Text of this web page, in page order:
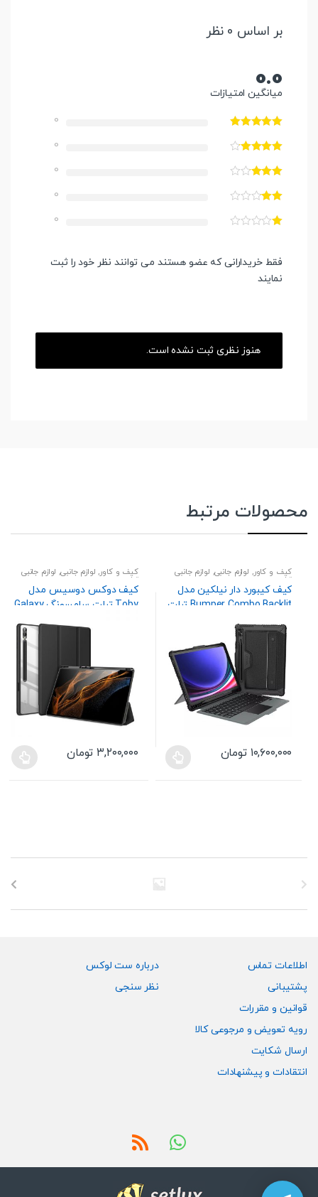
بر اساس 0 نظر
0.0
میانگین امتیازات
0
0
0
0
0
فقط خریدارانی که عضو هستند می توانند نظر خود را ثبت
نمایند
هنوز نظری ثبت نشده است.
محصولات مرتبط
کیف و کاور, لوازم جانبی, لوازم جانبی
تبلت
کیف دوکس دوسیس مدل
Toby تبلت سامسونگ Galaxy
۳,۲۰۰,۰۰۰ تومان
باشد.
ممکن
صفحه
انتخاب
کیف و کاور, لوازم جانبی, لوازم جانبی
تبلت
کیف کیبورد دار نیلکین مدل
Bumper Combo Backlit تبلت
Plus
۱۰,۶۰۰,۰۰۰ تومان
باشد.
ممکن
صفحه
انتخاب
شوند
اطلاعات تماس
پشتیبانی
قوانین و مقررات
رویه تعویض و مرجوعی کالا
ارسال شکایت
انتقادات و پیشنهادات
درباره ست لوکس
نظر سنجی